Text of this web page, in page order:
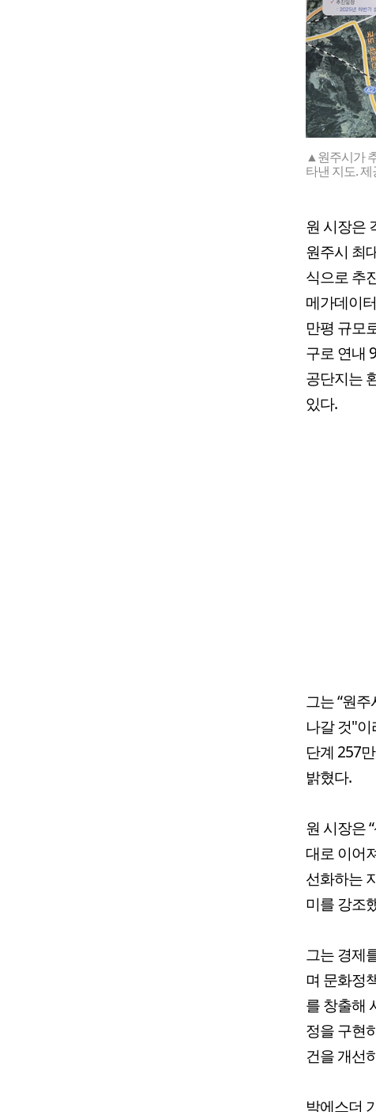
▲원주시가
타낸 지도.
원 시장은
원주시 최
식으로 추
메가데이
만평 규모
구로 연내
공단지는
있다.
그는 “원
나갈 것"
단계 257
밝혔다.
원 시장은
대로 이어
선화하는
미를 강조
그는 경제
며 문화정
를 창출해
정을 구현
건을 개선
박에스더